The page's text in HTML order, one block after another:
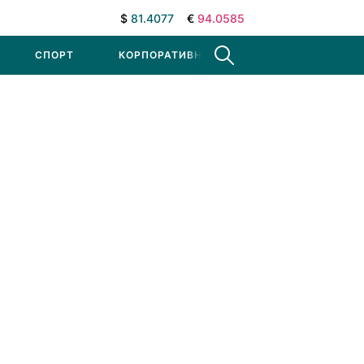
$ 81.4077 € 94.0585
СПОРТ КОРПОРАТИВНЫЕ НОВОСТИ